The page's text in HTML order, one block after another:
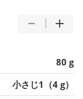
80 g
小さじ1（4 g）